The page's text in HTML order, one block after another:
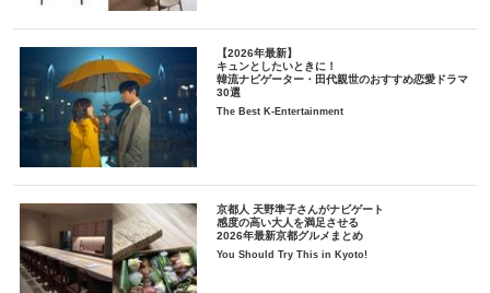
【2026年最新】
キュンとしたいときに！
韓流ナビゲーター・田代親世のおすすめ恋愛ドラマ
30選
The Best K-Entertainment
京都人 天野準子さんがナビゲート
感度の高い大人を満足させる
2026年最新京都グルメまとめ
You Should Try This in Kyoto!